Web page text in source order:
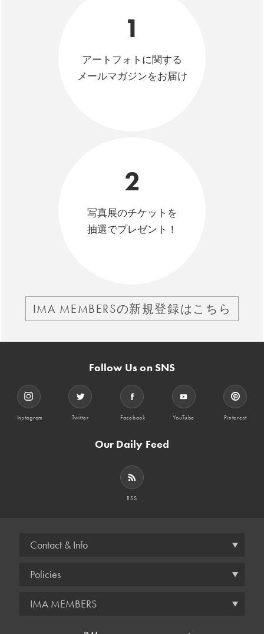
1
アートフォトに関する
メールマガジンをお届け
2
写真展のチケットを
抽選でプレゼント！
IMA MEMBERSの新規登録はこちら
Follow Us on SNS
Instagram Twitter Facebook YouTube Pinterest
Our Daily Feed
RSS
Contact & Info
Policies
IMA MEMBERS